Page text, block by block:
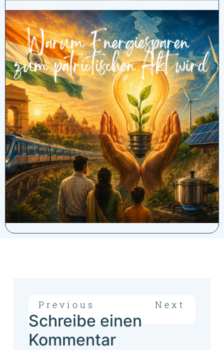
Previous Next
Schreibe einen
Kommentar